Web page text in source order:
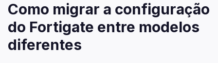
Como migrar a configuração
do Fortigate entre modelos
diferentes